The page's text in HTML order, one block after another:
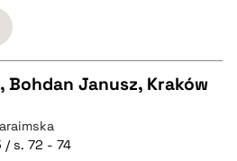
Bohdan Janusz, Kraków
/ s. 72 - 74